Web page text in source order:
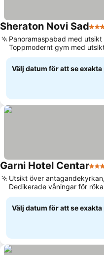
Sheraton Novi Sad4
Panoramaspabad med
Toppmodernt gym med
Välj datum för att se
Garni Hotel Centar4
Utsikt över antagandekyrkan,
Dedikerade våningar för
icke-rökare
Välj datum för att se